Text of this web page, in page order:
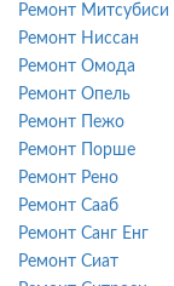
Ремонт Митсубиси
Ремонт Ниссан
Ремонт Омода
Ремонт Опель
Ремонт Пежо
Ремонт Порше
Ремонт Рено
Ремонт Сааб
Ремонт Санг Енг
Ремонт Сиат